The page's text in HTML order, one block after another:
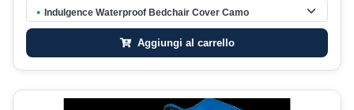
● Indulgence Waterproof Bedchair Cover Camo
Aggiungi al carrello